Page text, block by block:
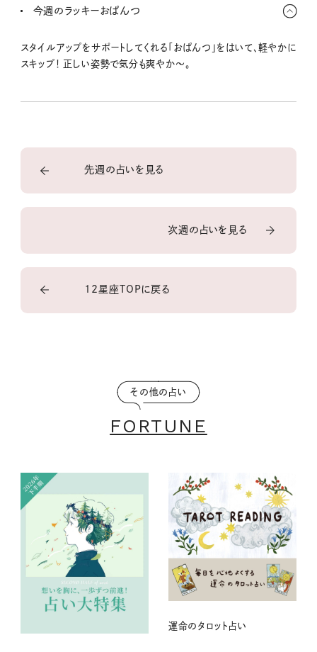
裏やくるぶしらへんのマッサージを。血行がよくなって、全身が温ま
今週のラッキーおぱんつ
スタイルアップをサポートしてくれる「おぱんつ」をはいて、軽やかに
スキップ！ 正しい姿勢で気分も爽やか〜。
先週の占いを見る
次週の占いを見る
12星座TOPに戻る
その他の占い
FORTUNE
運命のタロット占い